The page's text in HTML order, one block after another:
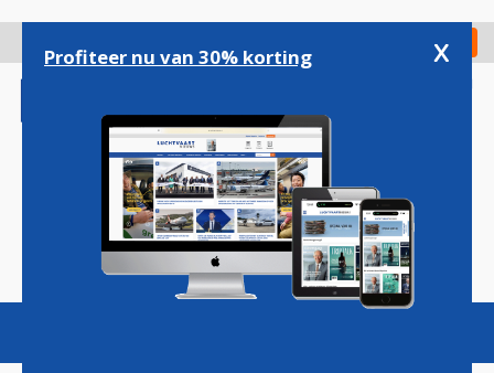
gaan
Check in
Magazine Podcasts Vacatures
Profiteer nu van 30% korting x